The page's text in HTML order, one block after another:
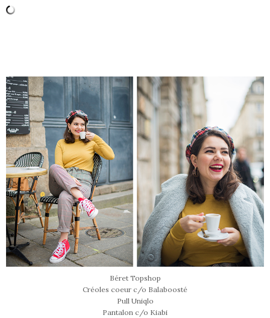
Béret Topshop
Créoles coeur c/o Balaboosté
Pull Uniqlo
Pantalon c/o Kiabi